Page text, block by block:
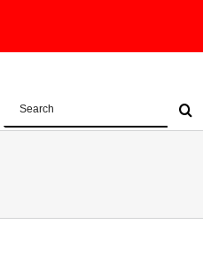
Search
for: